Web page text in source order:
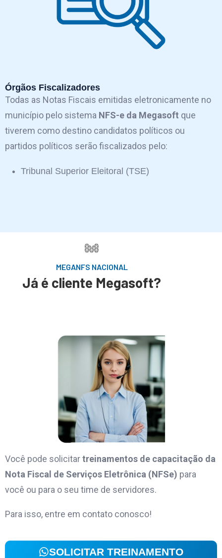
Órgãos Fiscalizadores
Todas as Notas Fiscais emitidas eletronicamente no
município pelo sistema NFS-e da Megasoft que
tiverem como destino candidatos políticos ou
partidos políticos serão fiscalizados pelo:
Tribunal Superior Eleitoral (TSE)
MEGANFS NACIONAL
Já é cliente Megasoft?
Você pode solicitartreinamentos de capacitação da
Nota Fiscal de Serviços Eletrônica (NFSe) para
você ou para o seu time de servidores.
Para isso, entre em contato conosco!
SOLICITAR TREINAMENTO